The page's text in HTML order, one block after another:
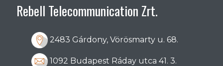
Rebell Telecommunication Zrt.
2483 Gárdony, Vörösmarty u. 68.
1092 Budapest Ráday utca 41. 3.